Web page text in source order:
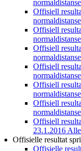
Offisiell
Offisiell
Offisiell
Offisiell
Offisiell
Offisiell
Offisiell
23.1.2016
Offisielle resultat
Offisielle